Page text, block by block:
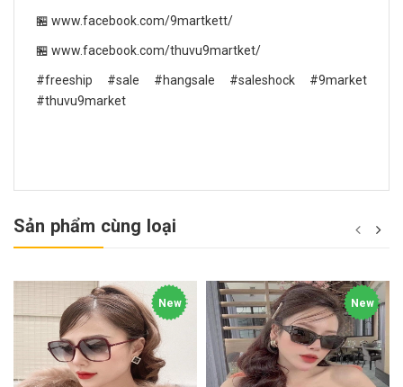
🏪 www.facebook.com/9martkett/
🏪 www.facebook.com/thuvu9martket/
#freeship #sale #hangsale #saleshock #9market
#thuvu9market
Sản phẩm cùng loại
New New